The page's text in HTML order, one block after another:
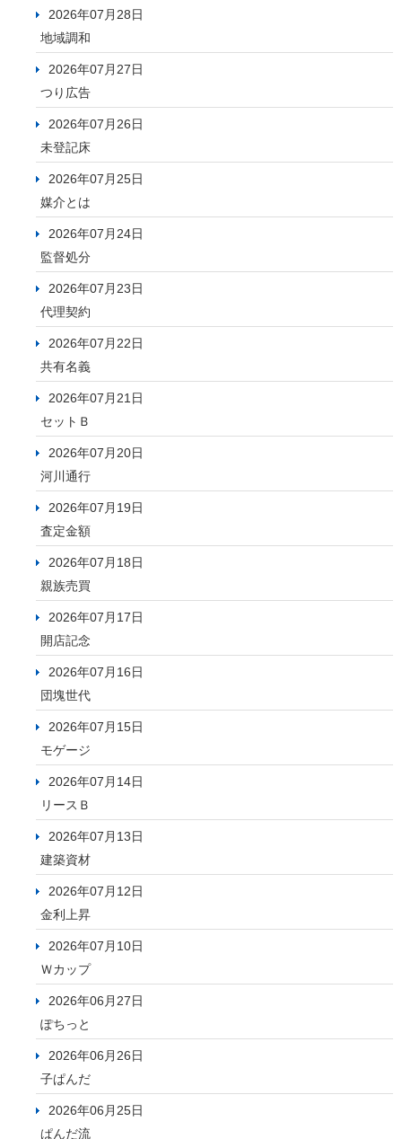
2026年07月28日
地域調和
2026年07月27日
つり広告
2026年07月26日
未登記床
2026年07月25日
媒介とは
2026年07月24日
監督処分
2026年07月23日
代理契約
2026年07月22日
共有名義
2026年07月21日
セットＢ
2026年07月20日
河川通行
2026年07月19日
査定金額
2026年07月18日
親族売買
2026年07月17日
開店記念
2026年07月16日
団塊世代
2026年07月15日
モゲージ
2026年07月14日
リースＢ
2026年07月13日
建築資材
2026年07月12日
金利上昇
2026年07月10日
Ｗカップ
2026年06月27日
ぽちっと
2026年06月26日
子ぱんだ
2026年06月25日
ぱんだ流